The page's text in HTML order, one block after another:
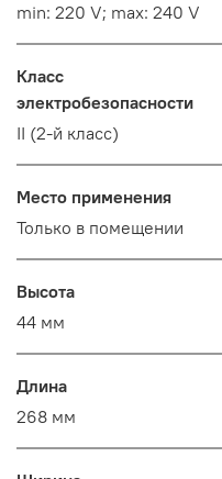
min: 220 V; max: 240 V
Класс
электробезопасности
II (2-й класс)
Место применения
Только в помещении
Высота
44 мм
Длина
268 мм